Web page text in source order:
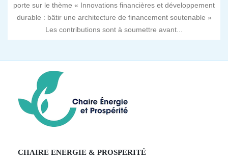
porte sur le thème « Innovations financières et développement
durable : bâtir une architecture de financement soutenable »
Les contributions sont à soumettre avant...
CHAIRE ENERGIE & PROSPERITÉ